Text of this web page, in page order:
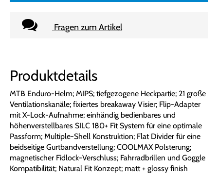
Fragen zum Artikel
Produktdetails
MTB Enduro-Helm; MIPS; tiefgezogene Heckpartie; 21 große
Ventilationskanäle; fixiertes breakaway Visier; Flip-Adapter
mit X-Lock-Aufnahme; einhändig bedienbares und
höhenverstellbares SILC 180+ Fit System für eine optimale
Passform; Multiple-Shell Konstruktion; Flat Divider für eine
beidseitige Gurtbandverstellung; COOLMAX Polsterung;
magnetischer Fidlock-Verschluss; Fahrradbrillen und Goggle
Kompatibilität; Natural Fit Konzept; matt + glossy finish